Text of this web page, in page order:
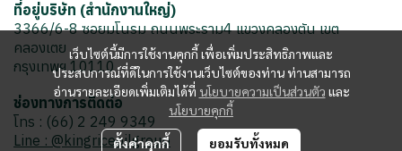
เว็บไซต์นี้มีการใช้งานคุกกี้ เพื่อเพิ่มประสิทธิภาพและ
ประสบการณ์ที่ดีในการใช้งานเว็บไซต์ของท่าน ท่านสามารถ
อ่านรายละเอียดเพิ่มเติมได้ที่ นโยบายความเป็นส่วนตัว และ
นโยบายคุกกี้
ตั้งค่าคุกกี้ ยอมรับทั้งหมด
ที่อยู่บริษัท (สำนักงานใหญ่)
3366/6-8 ซอยมโนรม ถนนพระราม4 แขวงคลองตัน เขต
คลองเตย
กรุงเทพฯ 10110
ช่องทางการติดต่อ
โทร : (66) 2 249 9349
Line : @kingriceoilgroup